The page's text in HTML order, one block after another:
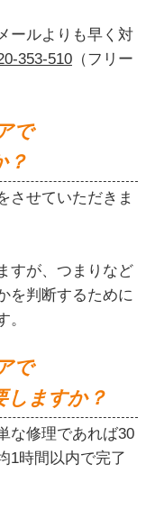
ールよりも早く対
353-510（フリー
で
？
させていただきま
すが、つまりなど
を判断するために
で
しますか？
な修理であれば30
1時間以内で完了